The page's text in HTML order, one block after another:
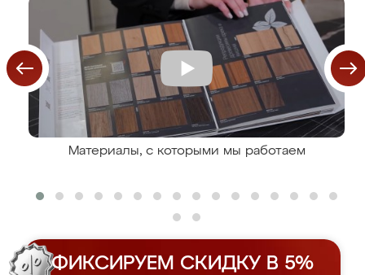
Материалы, с которыми мы работаем
ФИКСИРУЕМ СКИДКУ В 5%